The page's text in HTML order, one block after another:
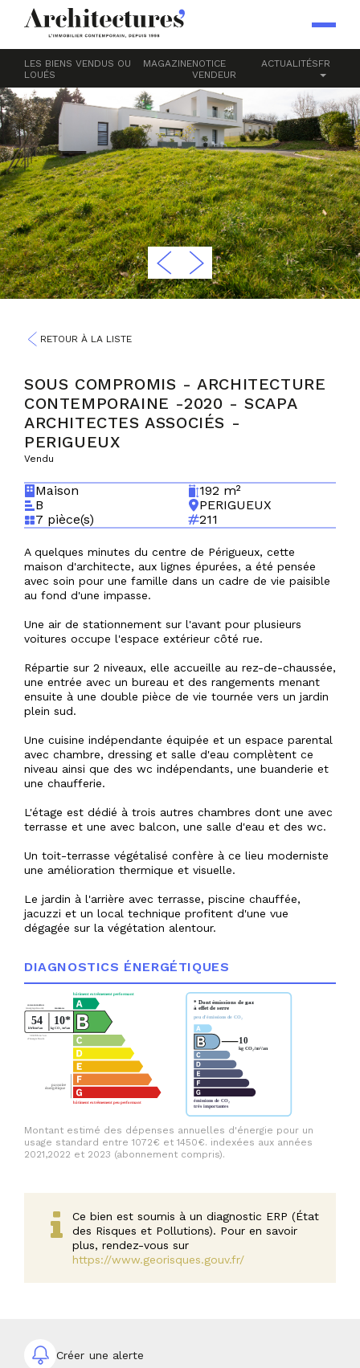
LES BIENS VENDUS OU
LOUÉS
MAGAZINENOTICE
VENDEUR
ACTUALITÉSFR
RETOUR À LA LISTE
SOUS COMPROMIS - ARCHITECTURE
CONTEMPORAINE -2020 - SCAPA
ARCHITECTES ASSOCIÉS -
PERIGUEUX
Vendu
Maison
192 m²
B
PERIGUEUX
7 pièce(s)
211
A quelques minutes du centre de Périgueux, cette
maison d'architecte, aux lignes épurées, a été pensée
avec soin pour une famille dans un cadre de vie paisible
au fond d'une impasse.
Une air de stationnement sur l'avant pour plusieurs
voitures occupe l'espace extérieur côté rue.
Répartie sur 2 niveaux, elle accueille au rez-de-chaussée,
une entrée avec un bureau et des rangements menant
ensuite à une double pièce de vie tournée vers un jardin
plein sud.
Une cuisine indépendante équipée et un espace parental
avec chambre, dressing et salle d'eau complètent ce
niveau ainsi que des wc indépendants, une buanderie et
une chaufferie.
L'étage est dédié à trois autres chambres dont une avec
terrasse et une avec balcon, une salle d'eau et des wc.
Un toit-terrasse végétalisé confère à ce lieu moderniste
une amélioration thermique et visuelle.
Le jardin à l'arrière avec terrasse, piscine chauffée,
jacuzzi et un local technique profitent d'une vue
dégagée sur la végétation alentour.
DIAGNOSTICS ÉNERGÉTIQUES
Montant estimé des dépenses annuelles d'énergie pour un
usage standard entre 1072€ et 1450€. indexées aux années
2021,2022 et 2023 (abonnement compris).
Ce bien est soumis à un diagnostic ERP (État
des Risques et Pollutions). Pour en savoir
plus, rendez-vous sur
https://www.georisques.gouv.fr/
Créer une alerte